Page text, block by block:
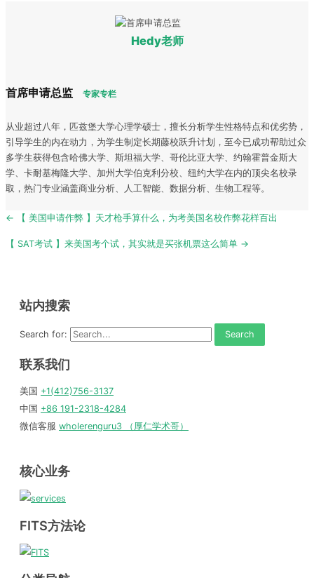
Hedy老师
首席申请总监 专家专栏
从业超过八年，匹兹堡大学心理学硕士，擅长分析学生性格特点和优劣势，
引导学生的内在动力，为学生制定长期藤校跃升计划，至今已成功帮助过众
多学生获得包含哈佛大学、斯坦福大学、哥伦比亚大学、约翰霍普金斯大
学、卡耐基梅隆大学、加州大学伯克利分校、纽约大学在内的顶尖名校录
取，热门专业涵盖商业分析、人工智能、数据分析、生物工程等。
Post
← 【 美国申请作弊 】天才枪手算什么，为考美国名校作弊花样百出
【 SAT考试 】来美国考个试，其实就是买张机票这么简单 →
站内搜索
Search for:
联系我们
美国 +1(412)756-3137
中国 +86 191-2318-4284
微信客服 wholerenguru3 （厚仁学术哥）
核心业务
FITS方法论